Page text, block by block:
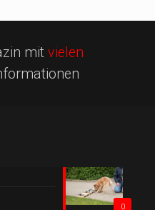
mit vielen
0